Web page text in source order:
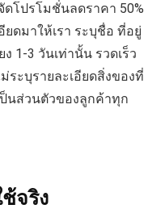
ดโปรโมชั่นลดราคา 50%
ยดมาให้เรา ระบุชื่อ ที่อยู่
ง 1-3 วันเท่านั้น รวดเร็ว
ระบุรายละเอียดสิ่งของที่
นส่วนตัวของลูกค้าทุก
จริง